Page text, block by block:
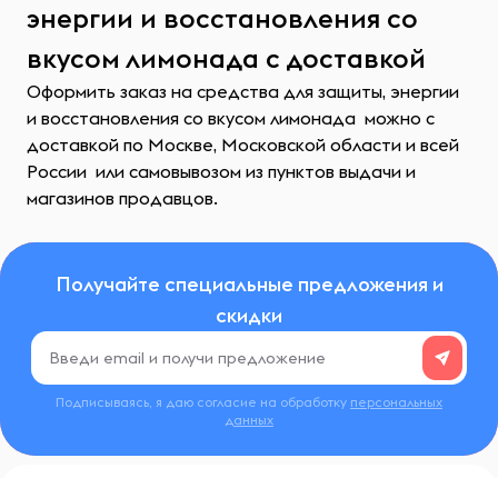
энергии и восстановления со
вкусом лимонада с доставкой
Оформить заказ на средства для защиты, энергии
и восстановления со вкусом лимонада можно с
доставкой по Москве, Московской области и всей
России или самовывозом из пунктов выдачи и
магазинов продавцов.
Получайте специальные предложения и
скидки
Подписываясь, я даю согласие на обработку персональных
данных